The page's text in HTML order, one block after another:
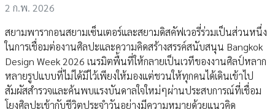
2 ก.พ. 2026
สยามพารากอนสยามเซ็นเตอร์และสยามดิสคัฟเวอรี่ร่วมเป็นส่วนหนึ่ง
ในการเชื่อมต่องานศิลปะและความคิดสร้างสรรค์สนับสนุน Bangkok
Design Week 2026 เนรมิตพื้นที่ให้กลายเป็นเวทีของงานศิลป์หลาก
หลายรูปแบบที่ไม่ได้มีไว้เพียงให้มองแต่ชวนให้ทุกคนได้เดินเข้าไป
สัมผัสสำรวจและค้นพบแรงบันดาลใจใหม่ๆผ่านประสบการณ์ที่เชื่อม
โยงศิลปะเข้ากับชีวิตประจำวันอย่างมีความหมายด้วยแนวคิด